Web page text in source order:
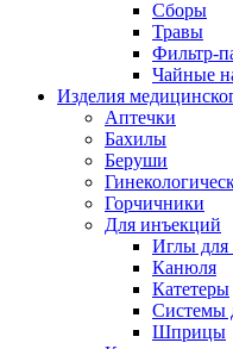
Сборы
Травы
Фильтр-
Чайные
Изделия
Аптечки
Бахилы
Беруши
Горчичники
Для инъекций
Иглы для
Канюля
Катетеры
Системы
Шприцы